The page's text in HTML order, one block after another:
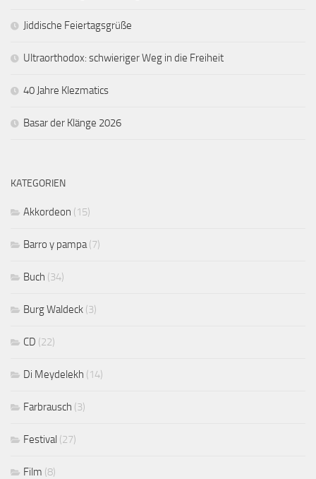
Jiddische Feiertagsgrüße
Ultraorthodox: schwieriger Weg in die Freiheit
40 Jahre Klezmatics
Basar der Klänge 2026
KATEGORIEN
Akkordeon (15)
Barro y pampa(7)
Buch (34)
Burg Waldeck (3)
CD (22)
Di Meydelekh (14)
Farbrausch (3)
Festival (27)
Film (8)